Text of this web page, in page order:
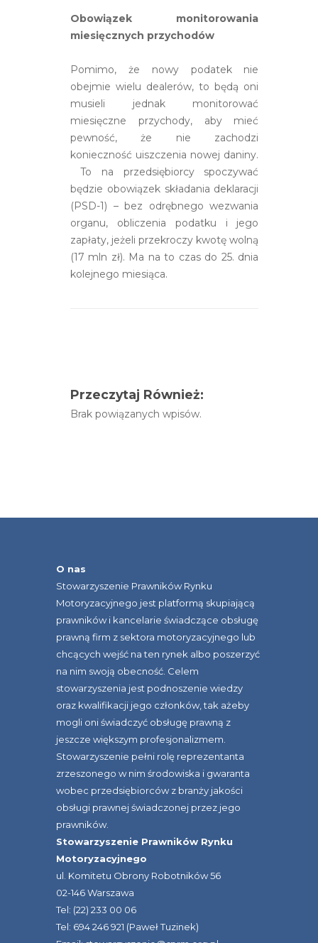
Obowiązek monitorowania
miesięcznych przychodów
Pomimo, że nowy podatek nie
obejmie wielu dealerów, to będą oni
musieli jednak monitorować
miesięczne przychody, aby mieć
pewność, że nie zachodzi
konieczność uiszczenia nowej daniny.
To na przedsiębiorcy spoczywać
będzie obowiązek składania deklaracji
(PSD-1) – bez odrębnego wezwania
organu, obliczenia podatku i jego
zapłaty, jeżeli przekroczy kwotę wolną
(17 mln zł). Ma na to czas do 25. dnia
kolejnego miesiąca.
Przeczytaj Również:
Brak powiązanych wpisów.
O nas
Stowarzyszenie Prawników Rynku
Motoryzacyjnego jest platformą skupiającą
prawników i kancelarie świadczące obsługę
prawną firm z sektora motoryzacyjnego lub
chcących wejść na ten rynek albo poszerzyć
na nim swoją obecność. Celem
stowarzyszenia jest podnoszenie wiedzy
oraz kwalifikacji jego członków, tak ażeby
mogli oni świadczyć obsługę prawną z
jeszcze większym profesjonalizmem.
Stowarzyszenie pełni rolę reprezentanta
zrzeszonego w nim środowiska i gwaranta
wobec przedsiębiorców z branży jakości
obsługi prawnej świadczonej przez jego
prawników.
Stowarzyszenie Prawników Rynku
Motoryzacyjnego
ul. Komitetu Obrony Robotników 56
02-146 Warszawa
Tel: (22) 233 00 06
Tel: 694 246 921 (Paweł Tuzinek)